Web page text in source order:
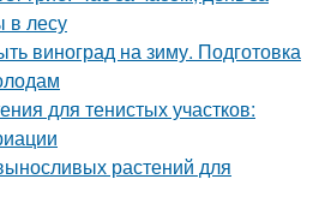
в лесу
виноград на зиму. Подготовка
для тенистых участков:
растений для